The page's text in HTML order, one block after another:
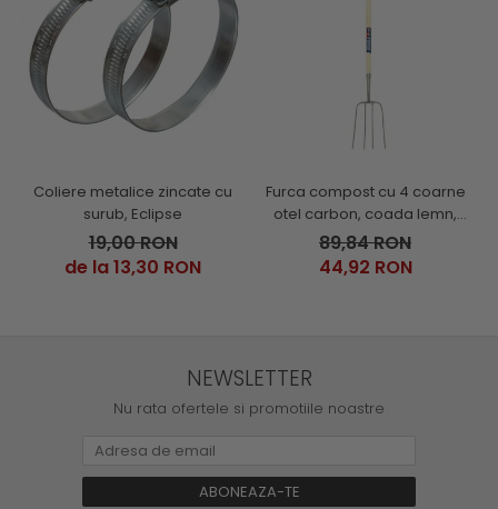
Coliere metalice zincate cu
surub, Eclipse
19,00 RON
de la 13,30 RON
Furca compost cu 4 coarne
otel carbon, coada lemn,
Spear & Jackson Neverbend
Professional
89,84 RON
44,92 RON
NEWSLETTER
Nu rata ofertele si promotiile noastre